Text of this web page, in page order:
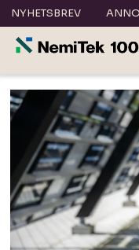
NYHETSBREV